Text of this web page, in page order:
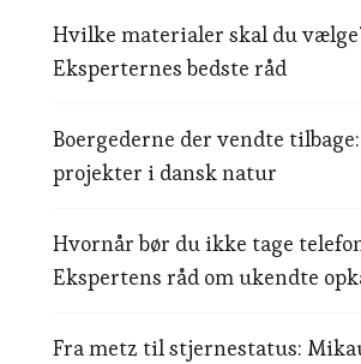
Hvilke materialer skal du
Eksperternes bedste råd
Boergederne der vendte
projekter i dansk natur
Hvornår bør du ikke tage
Ekspertens råd om ukendte
Fra metz til stjernestatus: